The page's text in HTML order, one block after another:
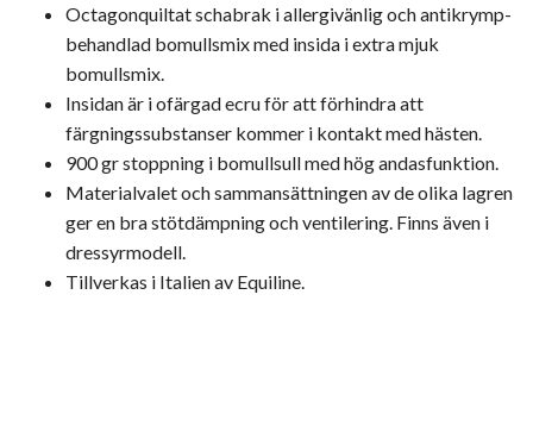
Octagonquiltat schabrak i allergivänlig och antikrymp-
behandlad bomullsmix med insida i extra mjuk
bomullsmix.
Insidan är i ofärgad ecru för att förhindra att
färgningssubstanser kommer i kontakt med hästen.
900 gr stoppning i bomullsull med hög andasfunktion.
Materialvalet och sammansättningen av de olika lagren
ger en bra stötdämpning och ventilering. Finns även i
dressyrmodell.
Tillverkas i Italien av Equiline.